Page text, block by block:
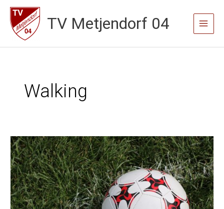
Zum
Inhalt
springen
TV Metjendorf 04
Main
Menu
Walking